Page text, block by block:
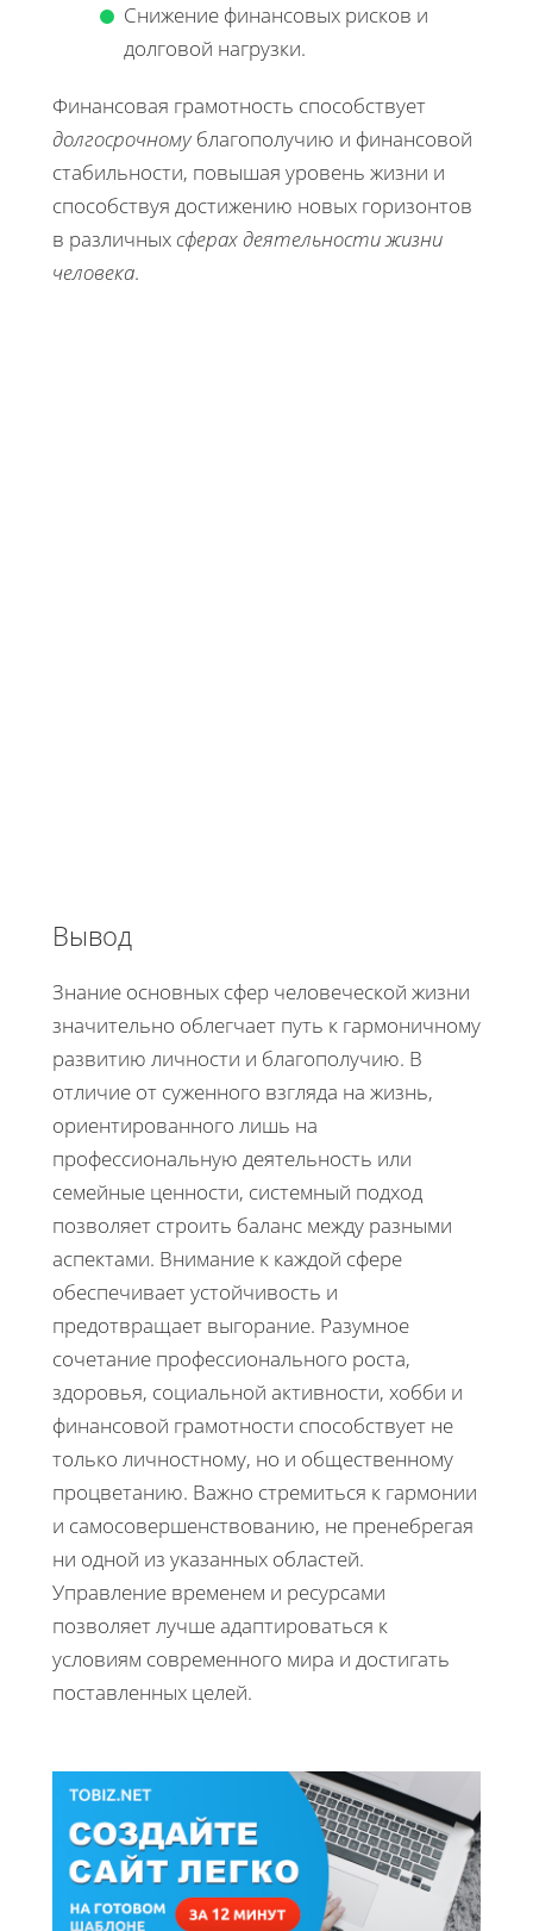
Снижение финансовых рисков и
долговой нагрузки.
Финансовая грамотность способствует
долгосрочномублагополучию и финансовой
стабильности, повышая уровень жизни и
способствуя достижению новых горизонтов
в различныхсферах деятельности жизни
человека.
Вывод
Знание основных сфер человеческой жизни
значительно облегчает путь к гармоничному
развитию личности и благополучию. В
отличие от суженного взгляда на жизнь,
ориентированного лишь на
профессиональную деятельность или
семейные ценности, системный подход
позволяет строить баланс между разными
аспектами. Внимание к каждой сфере
обеспечивает устойчивость и
предотвращает выгорание. Разумное
сочетание профессионального роста,
здоровья, социальной активности, хобби и
финансовой грамотности способствует не
только личностному, но и общественному
процветанию. Важно стремиться к гармонии
и самосовершенствованию, не пренебрегая
ни одной из указанных областей.
Управление временем и ресурсами
позволяет лучше адаптироваться к
условиям современного мира и достигать
поставленных целей.